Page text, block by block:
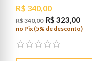
Preço
R$ 340,00
R$ 340,00 R$ 323,00
no Pix (5% de desconto)